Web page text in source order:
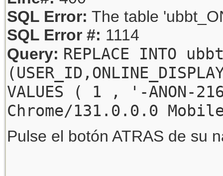
SQL Error: The table
SQL Error #: 1114
Query: REPLACE INTO
VALUES ( 1 , '-
Chrome/131.0.0.0
Pulse el botón ATRAS de su